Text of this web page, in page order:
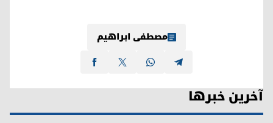
مصطفی ابراهیم
آخرین خبرها